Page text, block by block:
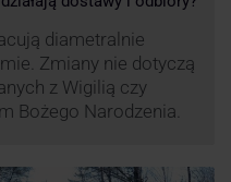
diametralnie
Zmiany nie dotyczą
z Wigilią czy
Bożego Narodzenia.